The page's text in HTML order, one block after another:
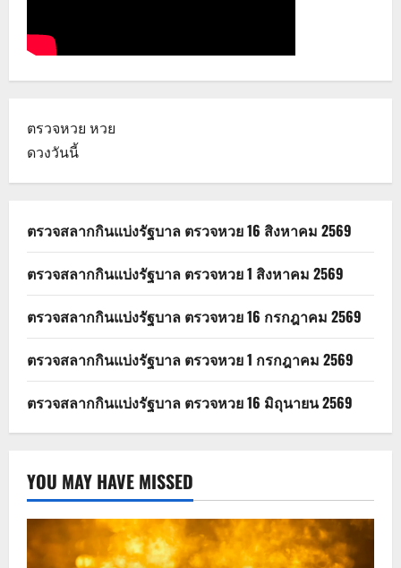
ตรวจหวย หวย
ดวงวันนี้
ตรวจสลากกินแบ่งรัฐบาล ตรวจหวย 16 สิงหาคม 2569
ตรวจสลากกินแบ่งรัฐบาล ตรวจหวย 1 สิงหาคม 2569
ตรวจสลากกินแบ่งรัฐบาล ตรวจหวย 16 กรกฎาคม 2569
ตรวจสลากกินแบ่งรัฐบาล ตรวจหวย 1 กรกฎาคม 2569
ตรวจสลากกินแบ่งรัฐบาล ตรวจหวย 16 มิถุนายน 2569
YOU MAY HAVE MISSED